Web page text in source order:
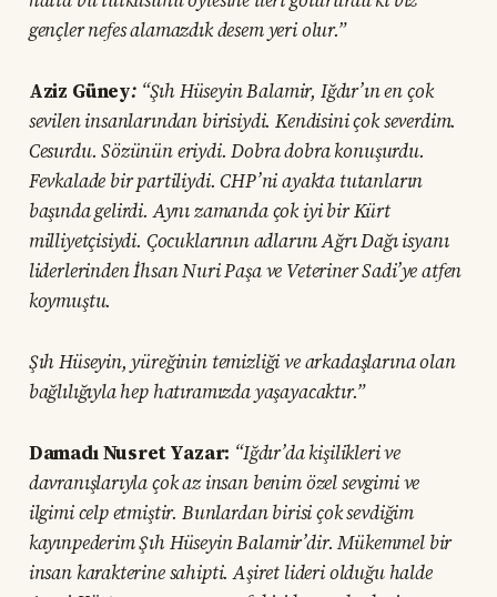
gençler nefes alamazdık desem yeri olur.”
Aziz Güney:“Şıh Hüseyin Balamir, Iğdır’ın en çok
sevilen insanlarından birisiydi. Kendisini çok severdim.
Cesurdu. Sözünün eriydi. Dobra dobra konuşurdu.
Fevkalade bir partiliydi. CHP’ni ayakta tutanların
başında gelirdi. Aynı zamanda çok iyi bir Kürt
milliyetçisiydi. Çocuklarının adlarını Ağrı Dağı isyanı
liderlerinden İhsan Nuri Paşa ve Veteriner Sadi’ye atfen
koymuştu.
Şıh Hüseyin, yüreğinin temizliği ve arkadaşlarına olan
bağlılığıyla hep hatıramızda yaşayacaktır.”
Damadı Nusret Yazar: “Iğdır’da kişilikleri ve
davranışlarıyla çok az insan benim özel sevgimi ve
ilgimi celp etmiştir. Bunlardan birisi çok sevdiğim
kayınpederim Şıh Hüseyin Balamir’dir. Mükemmel bir
insan karakterine sahipti. Aşiret lideri olduğu halde